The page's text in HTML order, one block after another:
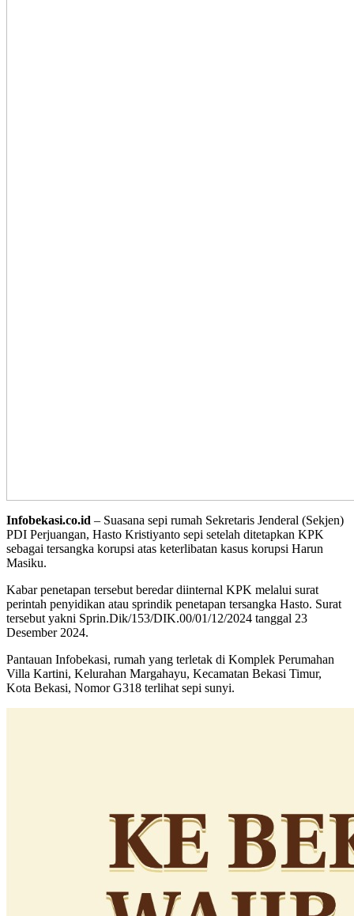
Infobekasi.co.id – Suasana sepi rumah Sekretaris Jenderal (Sekjen)
PDI Perjuangan, Hasto Kristiyanto sepi setelah ditetapkan KPK
sebagai tersangka korupsi atas keterlibatan kasus korupsi Harun
Masiku.
Kabar penetapan tersebut beredar diinternal KPK melalui surat
perintah penyidikan atau sprindik penetapan tersangka Hasto. Surat
tersebut yakni Sprin.Dik/153/DIK.00/01/12/2024 tanggal 23
Desember 2024.
Pantauan Infobekasi, rumah yang terletak di Komplek Perumahan
Villa Kartini, Kelurahan Margahayu, Kecamatan Bekasi Timur,
Kota Bekasi, Nomor G318 terlihat sepi sunyi.